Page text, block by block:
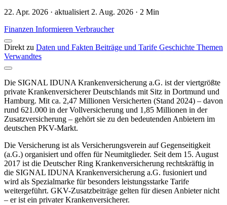
22. Apr. 2026 · aktualisiert 2. Aug. 2026 · 2 Min
Finanzen Informieren Verbraucher
Direkt zu Daten und Fakten Beiträge und Tarife Geschichte Themen
Verwandtes
Die SIGNAL IDUNA Krankenversicherung a.G. ist der viertgrößte
private Krankenversicherer Deutschlands mit Sitz in Dortmund und
Hamburg. Mit ca. 2,47 Millionen Versicherten (Stand 2024) – davon
rund 621.000 in der Vollversicherung und 1,85 Millionen in der
Zusatzversicherung – gehört sie zu den bedeutenden Anbietern im
deutschen PKV-Markt.
Die Versicherung ist als Versicherungsverein auf Gegenseitigkeit
(a.G.) organisiert und offen für Neumitglieder. Seit dem 15. August
2017 ist die Deutscher Ring Krankenversicherung rechtskräftig in
die SIGNAL IDUNA Krankenversicherung a.G. fusioniert und
wird als Spezialmarke für besonders leistungsstarke Tarife
weitergeführt. GKV-Zusatzbeiträge gelten für diesen Anbieter nicht
– er ist ein privater Krankenversicherer.